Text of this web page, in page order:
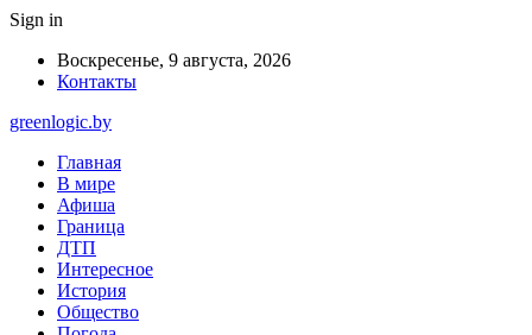
Sign in
Воскресенье, 9 августа, 2026
Контакты
greenlogic.by
Главная
В мире
Афиша
Граница
ДТП
Интересное
История
Общество